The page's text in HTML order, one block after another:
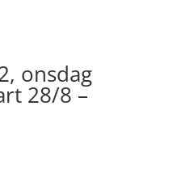
onsdag
28/8 –